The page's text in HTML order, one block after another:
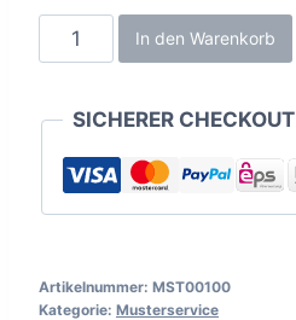
Musterservice
Menge
In den Warenkorb
SICHERER CHECKOUT
Artikelnummer: MST00100
Kategorie: Musterservice